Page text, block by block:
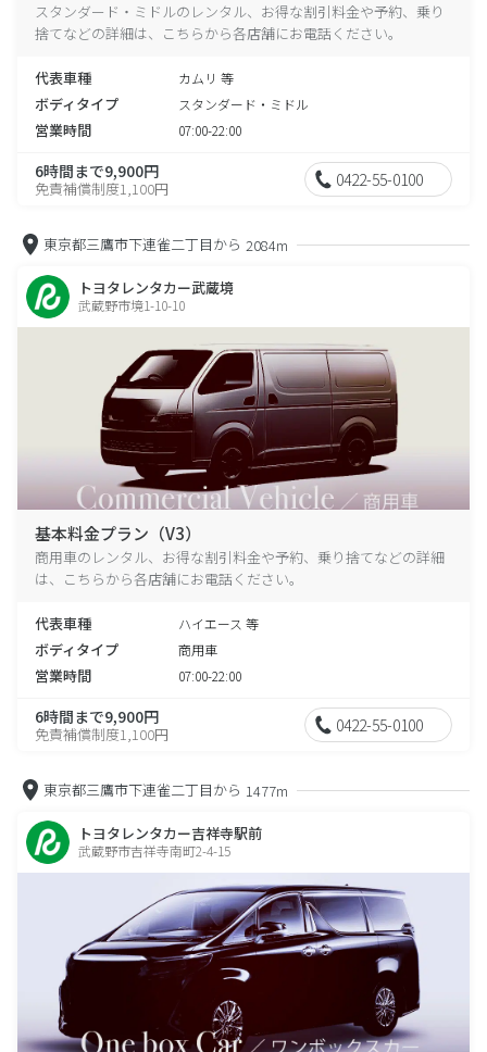
スタンダード・ミドルのレンタル、お得な割引料金や予約、乗り
捨てなどの詳細は、こちらから各店舗にお電話ください。
代表車種 カムリ 等
ボディタイプ スタンダード・ミドル
営業時間 07:00-22:00
6時間まで9,900円
免責補償制度1,100円 0422-55-0100
東京都三鷹市下連雀二丁目から 2084m
トヨタレンタカー武蔵境
武蔵野市境1-10-10
基本料金プラン（V3）
商用車のレンタル、お得な割引料金や予約、乗り捨てなどの詳細
は、こちらから各店舗にお電話ください。
代表車種 ハイエース 等
ボディタイプ 商用車
営業時間 07:00-22:00
6時間まで9,900円
免責補償制度1,100円 0422-55-0100
東京都三鷹市下連雀二丁目から 1477m
トヨタレンタカー吉祥寺駅前
武蔵野市吉祥寺南町2-4-15